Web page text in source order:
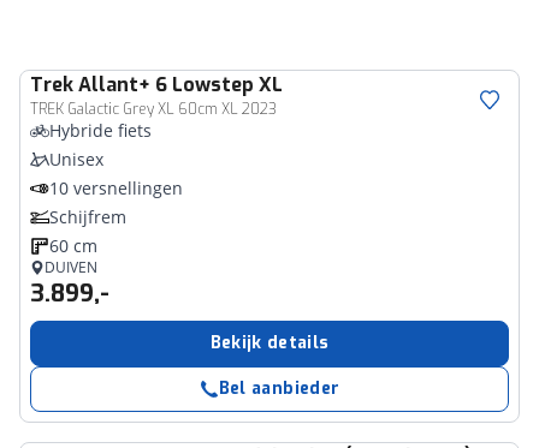
TrekAllant+ 6 Lowstep XL
TREK Galactic Grey XL 60cm XL 2023
Hybride fiets
Unisex
10 versnellingen
Schijfrem
60 cm
DUIVEN
3.899,-
Bekijk details
Bel aanbieder